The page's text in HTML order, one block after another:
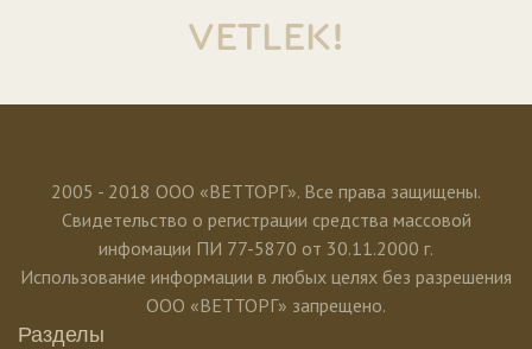
VETLEK!
2005 - 2018 ООО «ВЕТТОРГ». Все права защищены.
Свидетельство о регистрации средства массовой
инфомации ПИ 77-5870 от 30.11.2000 г.
Использование информации в любых целях без разрешения
ООО «ВЕТТОРГ» запрещено.
Разделы